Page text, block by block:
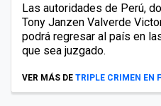
Las autoridades de Perú,
Tony Janzen Valverde
podrá regresar al país en
que sea juzgado.
VER MÁS DE TRIPLE CRIMEN EN